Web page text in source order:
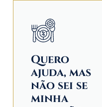
Quero
ajuda, mas
não sei se
minha